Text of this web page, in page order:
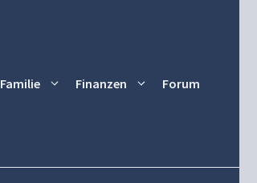
Familie Finanzen Forum